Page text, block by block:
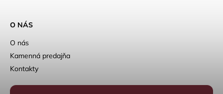
O NÁS
O nás
Kamenná predajňa
Kontakty